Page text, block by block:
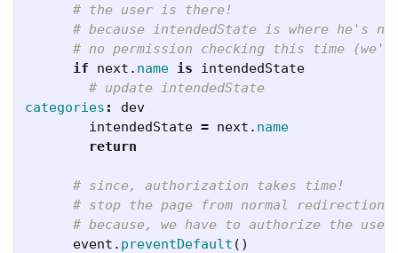
# the user is there!
# because intendedState is where he's
# no permission checking this time
if
next . name is
intendedState
# update intendedState
categories :
dev
intendedState = next . name
return
# since, authorization takes time!
# stop the page from normal redirection
# because, we have to authorize the
event . preventDefault ()